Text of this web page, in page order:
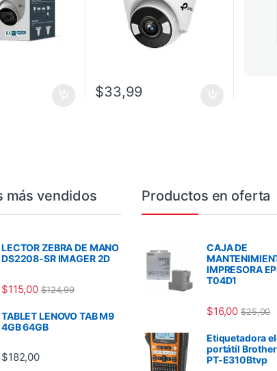
$33,99
más vendidos
LECTOR ZEBRA DE MANO
DS2208-SR IMAGER 2D
$115,00 $124,99
TABLET LENOVO TAB M9
4GB 64GB
$182,00
Productos en oferta
CAJA DE
IMPRESORA
T04D1
$16,00 $25,00
Etiquetadora
portátil
PT-E310Btvp